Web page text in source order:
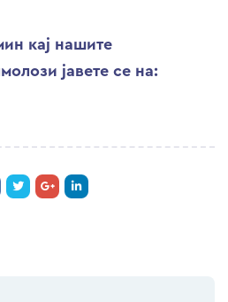
кај нашите
јавете се на: